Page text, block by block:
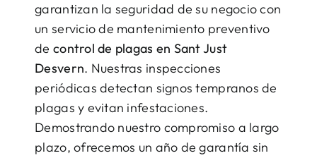
garantizan la seguridad de su negocio con
un servicio de mantenimiento preventivo
de control de plagas en Sant Just
Desvern. Nuestras inspecciones
periódicas detectan signos tempranos de
plagas y evitan infestaciones.
Demostrando nuestro compromiso a largo
plazo, ofrecemos un año de garantía sin